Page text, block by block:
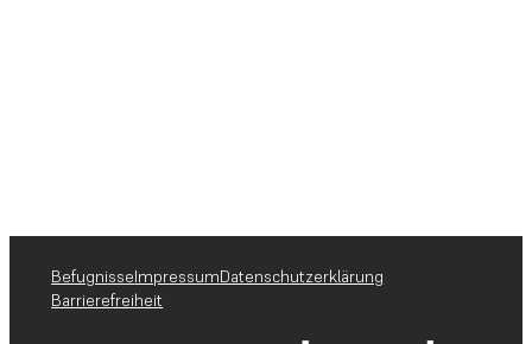
BefugnisseImpressumDatenschutzerklärung
Barrierefreiheit